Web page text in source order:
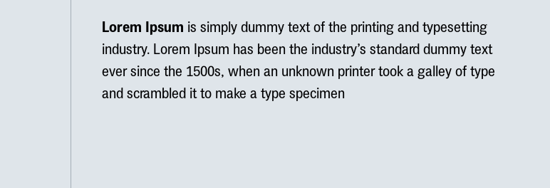
Lorem Ipsum is simply dummy text of the printing and typesetting
industry. Lorem Ipsum has been the industry’s standard dummy text
ever since the 1500s, when an unknown printer took a galley of type
and scrambled it to make a type specimen